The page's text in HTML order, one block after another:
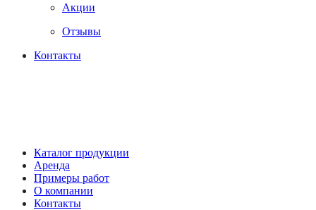
Акции
Отзывы
Контакты
Каталог продукции
Аренда
Примеры работ
О компании
Контакты